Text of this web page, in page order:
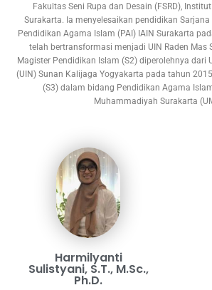
Fakultas Seni Rupa dan Desain (FSRD),
Surakarta. Ia menyelesaikan pendidikan
Pendidikan Agama Islam (PAI) IAIN Surakarta
telah bertransformasi menjadi UIN Raden Mas
Magister Pendidikan Islam (S2) diperolehnya dari
(UIN) Sunan Kalijaga Yogyakarta pada tahun
(S3) dalam bidang Pendidikan Agama
Muhammadiyah Surakarta
Harmilyanti
Sulistyani, S.T., M.Sc.,
Ph.D.